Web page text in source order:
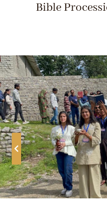
Bible